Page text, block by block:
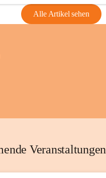
Alle Artikel sehen
Veranstaltungen